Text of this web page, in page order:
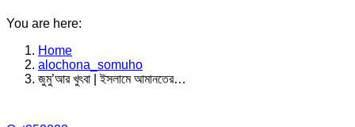
You are here:
Home
alochona_somuho
জুমু’আর খুৎবা | ইসলামে আমানতের…